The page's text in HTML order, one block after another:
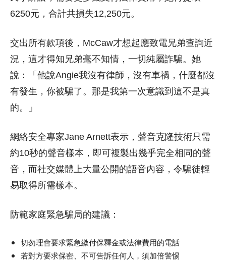
6250元，合計共損失12,250元。
交出所有款項後，McCaw才想起應致電兄弟查詢近
況，這才得知兄弟毫不知情，一切純屬詐騙。她
說：「他說Angie我沒有律師，沒有車禍，什麼都沒
有發生，你被騙了。那是我第一次意識到這不是真
的。」
網絡安全專家Jane Arnett表示，聲音克隆技術只需
約10秒的聲音樣本，即可複製出幾乎完全相同的聲
音，而社交媒體上大量公開的語音內容，令騙徒輕
易取得所需樣本。
防範家庭緊急騙局的建議：
切勿理會要求緊急繳付保釋金或法律費用的電話
若對方要求保密、不可告訴任何人，須加倍警惕